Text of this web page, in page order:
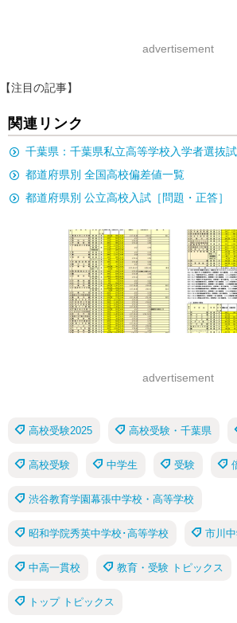
advertisement
【注目の記事】
関連リンク
千葉県：千葉県私立高等学校入学者選抜
都道府県別 全国高校偏差値一覧
都道府県別 公立高校入試［問題・正答］
advertisement
高校受験2025 高校受験・千葉県
高校受験 中学生 受験
渋谷教育学園幕張中学校・高等学校
昭和学院秀英中学校･高等学校 市川
中高一貫校 教育・受験 トピックス
トップ トピックス